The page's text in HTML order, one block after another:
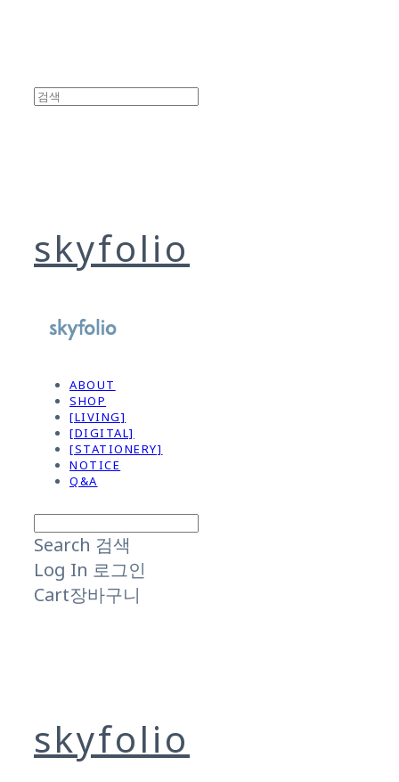
skyfolio
ABOUT
SHOP
[LIVING]
[DIGITAL]
[STATIONERY]
NOTICE
Q&A
Search 검색
Log In 로그인
Cart장바구니
skyfolio